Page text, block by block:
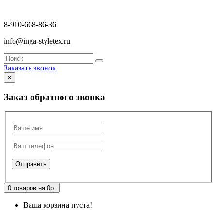
8-910-668-86-36
info@inga-styletex.ru
Заказать звонок
×
Заказ обратного звонка
0 товаров на 0р.
Ваша корзина пуста!